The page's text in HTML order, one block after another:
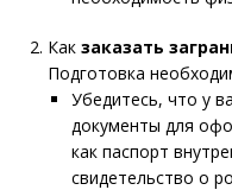
Как заказать
Подготовка
Убедитесь, что у
документы для
как паспорт
свидетельство о